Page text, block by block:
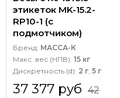
этикеток MK-15.2-
RP10-1 (с
подмотчиком)
Бренд: МАССА-К
Макс. вес (НПВ): 15 кг
Дискретность (d): 2 г, 5 г
37 377 руб 42